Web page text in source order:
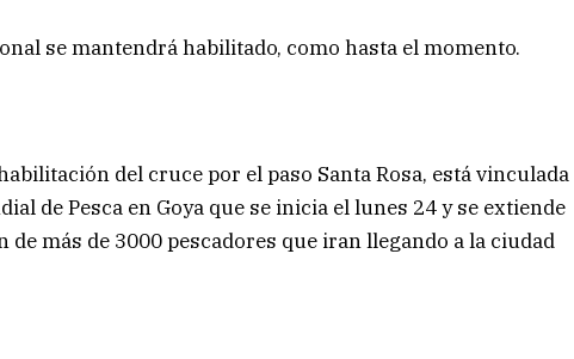
se mantendrá habilitado, como hasta el momento.
del cruce por el paso Santa Rosa, está vinculada
de Pesca en Goya que se inicia el lunes 24 y se extiende
más de 3000 pescadores que iran llegando a la ciudad